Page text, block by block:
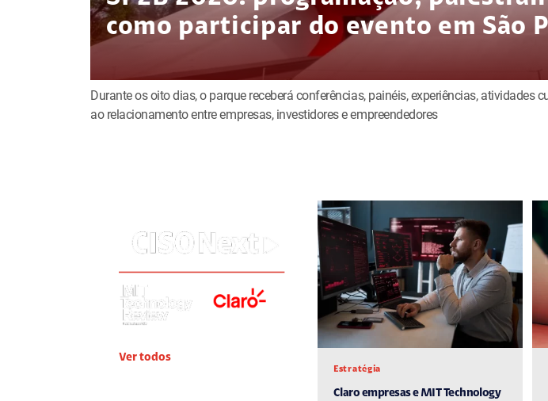
como participar do evento em São
Durante os oito dias, o parque receberá conferências, painéis, experiências, atividades
ao relacionamento entre empresas, investidores e empreendedores
Ver todos
Estratégia
Claro empresas e MIT Technology